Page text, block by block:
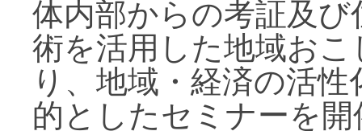
体内部からの考証及
術を活用した地域お
り、地域・経済の活
的としたセミナーを